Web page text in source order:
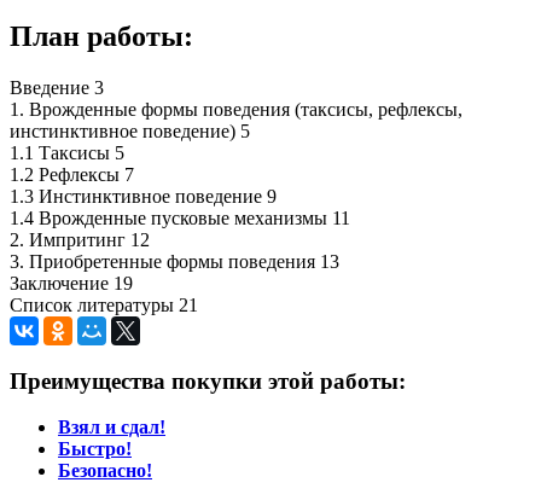
План работы:
Введение 3
1. Врожденные формы поведения (таксисы, рефлексы,
инстинктивное поведение) 5
1.1 Таксисы 5
1.2 Рефлексы 7
1.3 Инстинктивное поведение 9
1.4 Врожденные пусковые механизмы 11
2. Импритинг 12
3. Приобретенные формы поведения 13
Заключение 19
Список литературы 21
Преимущества покупки этой работы:
Взял и сдал!
Быстро!
Безопасно!